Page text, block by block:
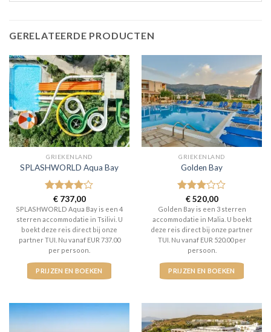
GERELATEERDE PRODUCTEN
GRIEKENLAND
SPLASHWORLD Aqua Bay
Gewaardeerd
4uit 5
€737,00
SPLASHWORLD Aqua Bay is een 4
sterren accommodatie in Tsilivi. U
boekt deze reis direct bij onze
partner TUI. Nu vanaf EUR 737.00
per persoon.
PRIJZEN EN BOEKEN
GRIEKENLAND
Golden Bay
Gewaardeerd
3 uit 5
€520,00
Golden Bay is een 3 sterren
accommodatie in Malia. U boekt
deze reis direct bij onze partner
TUI. Nu vanaf EUR 520.00 per
persoon.
PRIJZEN EN BOEKEN